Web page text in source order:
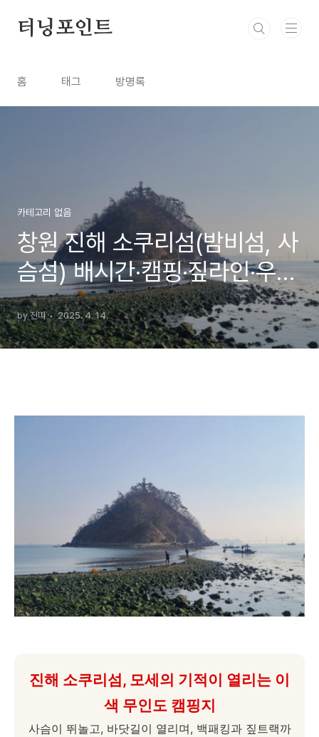
터닝포인트
홈 태그 방명록
카테고리 없음
창원 진해 소쿠리섬(밤비섬, 사
슴섬) 배시간·캠핑·짚라인·우도
바닷길·주차정보·물때·배편 전
부 알려드려요
by 진띠 2025. 4. 14.
진해 소쿠리섬, 모세의 기적이 열리는 이
색 무인도 캠핑지
사슴이 뛰놀고, 바닷길이 열리며, 백패킹과 짚트랙까